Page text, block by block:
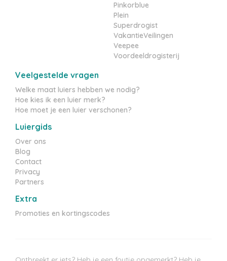
Pinkorblue
Plein
Superdrogist
VakantieVeilingen
Veepee
Voordeeldrogisterij
Veelgestelde vragen
Welke maat luiers hebben we nodig?
Hoe kies ik een luier merk?
Hoe moet je een luier verschonen?
Luiergids
Over ons
Blog
Contact
Privacy
Partners
Extra
Promoties en kortingscodes